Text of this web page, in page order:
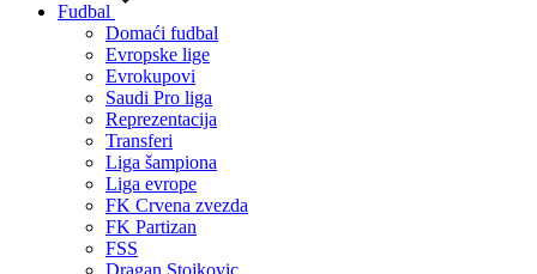
Fudbal
Domaći fudbal
Evropske lige
Evrokupovi
Saudi Pro liga
Reprezentacija
Transferi
Liga šampiona
Liga evrope
FK Crvena zvezda
FK Partizan
FSS
Dragan Stojkovic